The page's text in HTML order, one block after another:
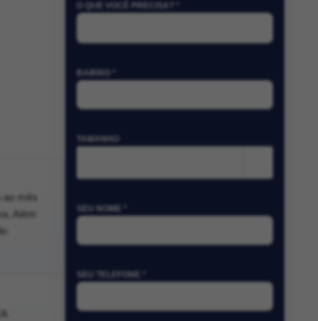
ao mês
Além
O QUE VOCÊ PRECISA? *
TAMANHO
SEU NOME *
SEU TELEFONE *